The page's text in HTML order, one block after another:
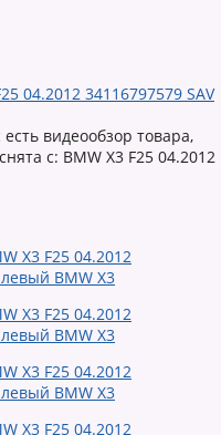
04.2012 34116797579 SAV
видеообзор товара,
с: BMW X3 F25 04.2012